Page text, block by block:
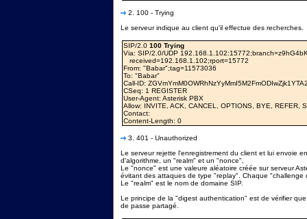
2. 100 - Trying
Le serveur indique au client qu'il effectue des recherches.
SIP/2.0 100 Trying
Via: SIP/2.0/UDP
received=192.168.1.102;rport=15772
From: "Babar";tag=11573036
To: "Babar"
Call-ID:
CSeq: 1 REGISTER
User-Agent: Asterisk PBX
Allow: INVITE, ACK, CANCEL, OPTIONS, BYE, REFER,
Contact:
Content-Length: 0
3. 401 - Unauthorized
Le serveur rejette l'enregistrement du client et lui envoie
d'algorithme, un "realm" et un "nonce",
Le "nonce" est une valeure aléatoire créée sur serveur
évitant des attaques de type "replay". Chaque
Le "realm" est le nom de domaine SIP.
Le principe de la "digest authentication" est de vérifier
de passe partagé.